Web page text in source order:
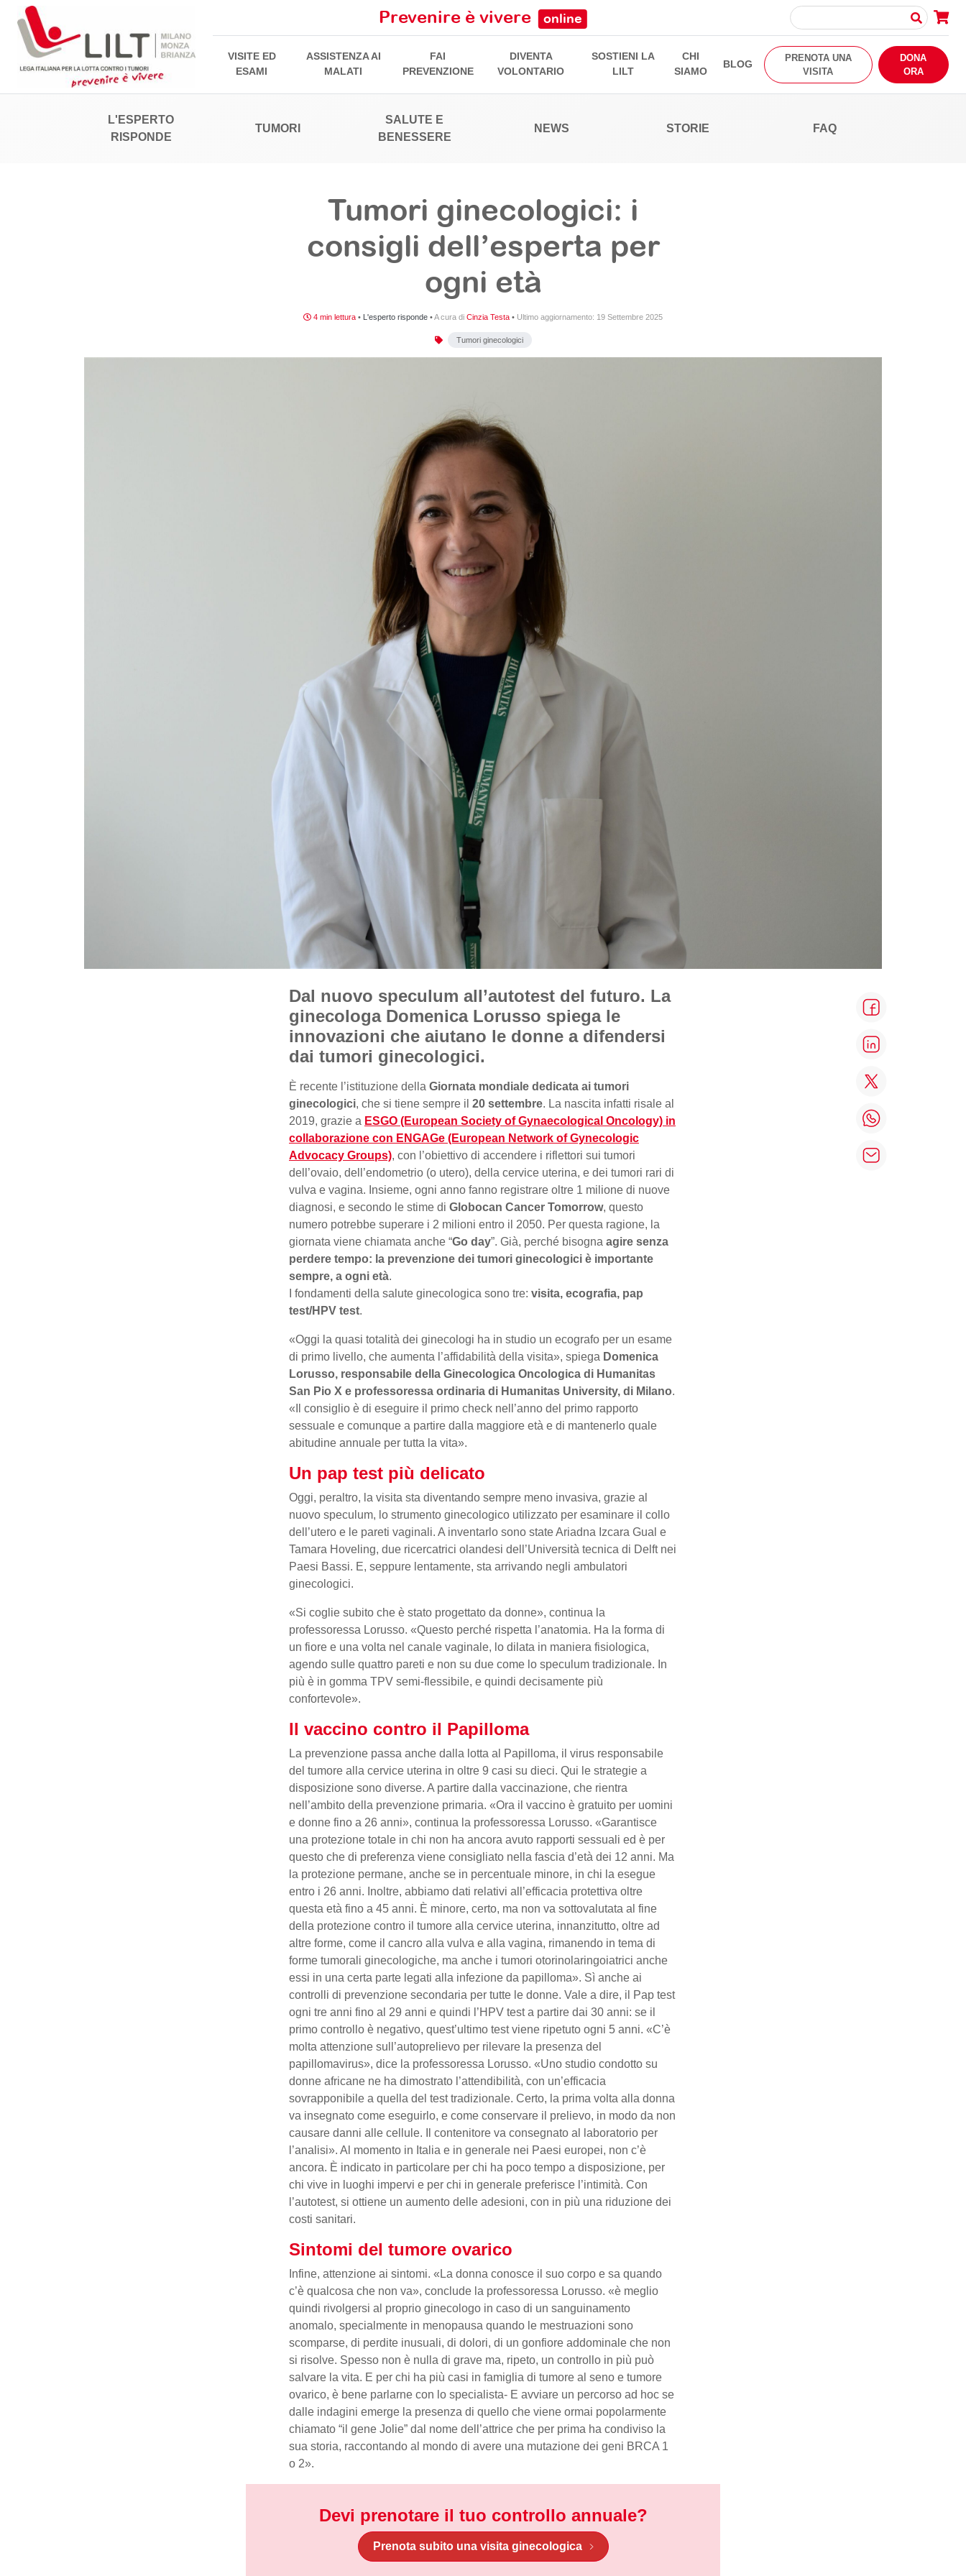
Prevenire è vivere online
VISITE ED
ESAMI
ASSISTENZA AI
MALATI
FAI
PREVENZIONE
DIVENTA
VOLONTARIO
SOSTIENI LA
LILT
CHI
SIAMO
BLOG
PRENOTA UNA
VISITA
DONA
ORA
L'ESPERTO
RISPONDE
TUMORI
SALUTE E
BENESSERE
NEWS STORIE FAQ
Tumori ginecologici: i
consigli dell’esperta per
ogni età
4 min lettura • L'esperto risponde •A cura di Cinzia Testa • Ultimo aggiornamento: 19 Settembre 2025
Tumori ginecologici
Dal nuovo speculum all’autotest del futuro. La
ginecologa Domenica Lorusso spiega le
innovazioni che aiutano le donne a difendersi
dai tumori ginecologici.
È recente l’istituzione della Giornata mondiale dedicata ai tumori
ginecologici, che si tiene sempre il 20 settembre. La nascita infatti risale al
2019, grazie a ESGO (European Society of Gynaecological Oncology) in
collaborazione con ENGAGe (European Network of Gynecologic
Advocacy Groups), con l’obiettivo di accendere i riflettori sui tumori
dell’ovaio, dell’endometrio (o utero), della cervice uterina, e dei tumori rari di
vulva e vagina. Insieme, ogni anno fanno registrare oltre 1 milione di nuove
diagnosi, e secondo le stime di Globocan Cancer Tomorrow, questo
numero potrebbe superare i 2 milioni entro il 2050. Per questa ragione, la
giornata viene chiamata anche “Go day”. Già, perché bisogna agire senza
perdere tempo: la prevenzione dei tumori ginecologici è importante
sempre, a ogni età.
I fondamenti della salute ginecologica sono tre: visita, ecografia, pap
test/HPV test.
«Oggi la quasi totalità dei ginecologi ha in studio un ecografo per un esame
di primo livello, che aumenta l’affidabilità della visita», spiega Domenica
Lorusso, responsabile della Ginecologica Oncologica di Humanitas
San Pio X e professoressa ordinaria di Humanitas University, di Milano.
«Il consiglio è di eseguire il primo check nell’anno del primo rapporto
sessuale e comunque a partire dalla maggiore età e di mantenerlo quale
abitudine annuale per tutta la vita».
Un pap test più delicato
Oggi, peraltro, la visita sta diventando sempre meno invasiva, grazie al
nuovo speculum, lo strumento ginecologico utilizzato per esaminare il collo
dell’utero e le pareti vaginali. A inventarlo sono state Ariadna Izcara Gual e
Tamara Hoveling, due ricercatrici olandesi dell’Università tecnica di Delft nei
Paesi Bassi. E, seppure lentamente, sta arrivando negli ambulatori
ginecologici.
«Si coglie subito che è stato progettato da donne», continua la
professoressa Lorusso. «Questo perché rispetta l’anatomia. Ha la forma di
un fiore e una volta nel canale vaginale, lo dilata in maniera fisiologica,
agendo sulle quattro pareti e non su due come lo speculum tradizionale. In
più è in gomma TPV semi-flessibile, e quindi decisamente più
confortevole».
Il vaccino contro il Papilloma
La prevenzione passa anche dalla lotta al Papilloma, il virus responsabile
del tumore alla cervice uterina in oltre 9 casi su dieci. Qui le strategie a
disposizione sono diverse. A partire dalla vaccinazione, che rientra
nell’ambito della prevenzione primaria. «Ora il vaccino è gratuito per uomini
e donne fino a 26 anni», continua la professoressa Lorusso. «Garantisce
una protezione totale in chi non ha ancora avuto rapporti sessuali ed è per
questo che di preferenza viene consigliato nella fascia d’età dei 12 anni. Ma
la protezione permane, anche se in percentuale minore, in chi la esegue
entro i 26 anni. Inoltre, abbiamo dati relativi all’efficacia protettiva oltre
questa età fino a 45 anni. È minore, certo, ma non va sottovalutata al fine
della protezione contro il tumore alla cervice uterina, innanzitutto, oltre ad
altre forme, come il cancro alla vulva e alla vagina, rimanendo in tema di
forme tumorali ginecologiche, ma anche i tumori otorinolaringoiatrici anche
essi in una certa parte legati alla infezione da papilloma». Sì anche ai
controlli di prevenzione secondaria per tutte le donne. Vale a dire, il Pap test
ogni tre anni fino al 29 anni e quindi l’HPV test a partire dai 30 anni: se il
primo controllo è negativo, quest’ultimo test viene ripetuto ogni 5 anni. «C’è
molta attenzione sull’autoprelievo per rilevare la presenza del
papillomavirus», dice la professoressa Lorusso. «Uno studio condotto su
donne africane ne ha dimostrato l’attendibilità, con un’efficacia
sovrapponibile a quella del test tradizionale. Certo, la prima volta alla donna
va insegnato come eseguirlo, e come conservare il prelievo, in modo da non
causare danni alle cellule. Il contenitore va consegnato al laboratorio per
l’analisi». Al momento in Italia e in generale nei Paesi europei, non c’è
ancora. È indicato in particolare per chi ha poco tempo a disposizione, per
chi vive in luoghi impervi e per chi in generale preferisce l’intimità. Con
l’autotest, si ottiene un aumento delle adesioni, con in più una riduzione dei
costi sanitari.
Sintomi del tumore ovarico
Infine, attenzione ai sintomi. «La donna conosce il suo corpo e sa quando
c’è qualcosa che non va», conclude la professoressa Lorusso. «è meglio
quindi rivolgersi al proprio ginecologo in caso di un sanguinamento
anomalo, specialmente in menopausa quando le mestruazioni sono
scomparse, di perdite inusuali, di dolori, di un gonfiore addominale che non
si risolve. Spesso non è nulla di grave ma, ripeto, un controllo in più può
salvare la vita. E per chi ha più casi in famiglia di tumore al seno e tumore
ovarico, è bene parlarne con lo specialista- E avviare un percorso ad hoc se
dalle indagini emerge la presenza di quello che viene ormai popolarmente
chiamato “il gene Jolie” dal nome dell’attrice che per prima ha condiviso la
sua storia, raccontando al mondo di avere una mutazione dei geni BRCA 1
o 2».
Devi prenotare il tuo controllo annuale?
Prenota subito una visita ginecologica